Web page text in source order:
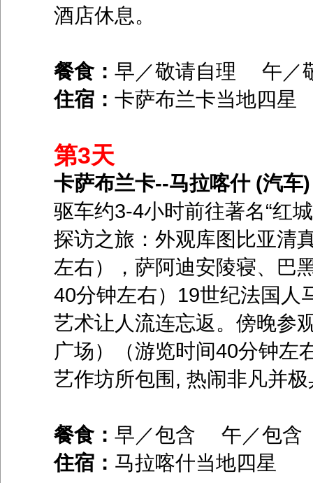
酒店休息。
餐食： 早／敬请自理 午
住宿： 卡萨布兰卡当地四星
第3天
卡萨布兰卡--马拉喀什 (汽车)
驱车约3-4小时前往著名“红
探访之旅：外观库图比亚清
左右），萨阿迪安陵寝、巴
40分钟左右）19世纪法国人
艺术让人流连忘返。傍晚参
广场）（游览时间40分钟左
艺作坊所包围, 热闹非凡并
餐食： 早／包含 午／包
住宿： 马拉喀什当地四星